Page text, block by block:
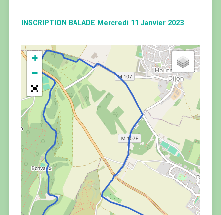
INSCRIPTION BALADE Mercredi 11 Janvier 2023
+
−